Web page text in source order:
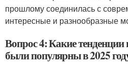
прошлому соединилась с
интересные и разнообразные
Вопрос 4: Какие тенденции
были популярны в 2025